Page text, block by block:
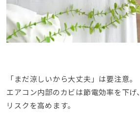
「まだ涼しいから大丈夫」は要注意。
エアコン内部のカビは節電効率を下げ、
リスクを高めます。